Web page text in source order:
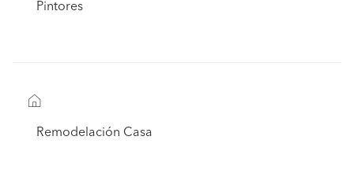
Pintores
Remodelación Casa